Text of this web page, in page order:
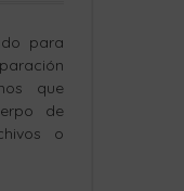
para
que
de
o